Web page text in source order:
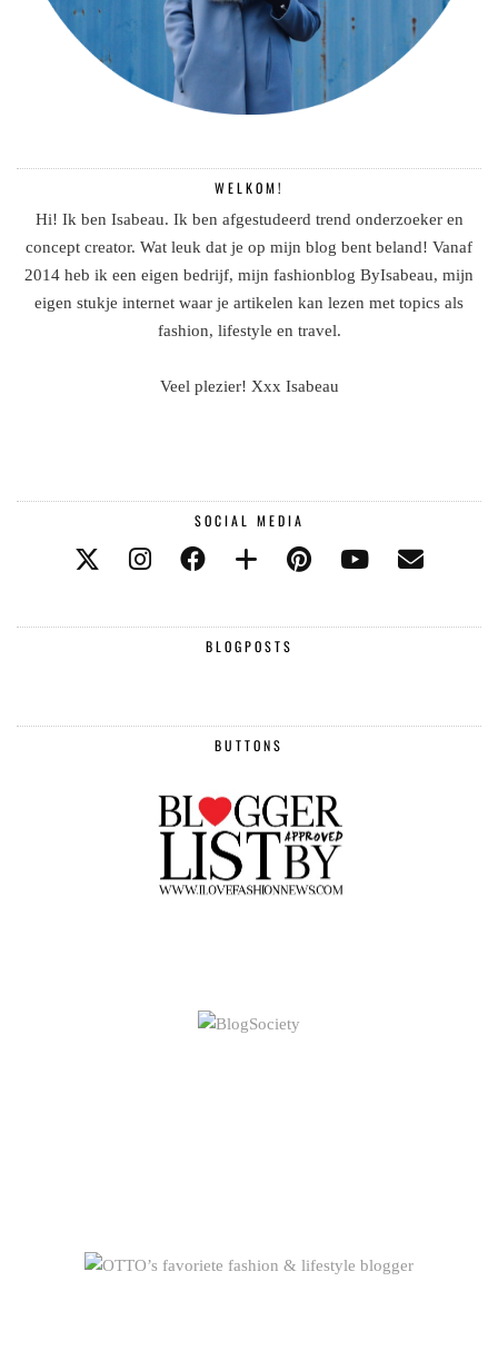
WELKOM!
Hi! Ik ben Isabeau. Ik ben afgestudeerd trend onderzoeker en
concept creator. Wat leuk dat je op mijn blog bent beland! Vanaf
2014 heb ik een eigen bedrijf, mijn fashionblog ByIsabeau, mijn
eigen stukje internet waar je artikelen kan lezen met topics als
fashion, lifestyle en travel.
Veel plezier! Xxx Isabeau
SOCIAL MEDIA
BLOGPOSTS
BUTTONS